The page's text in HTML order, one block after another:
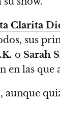
Clarita
sus
. o Sarah
en las que
aunque